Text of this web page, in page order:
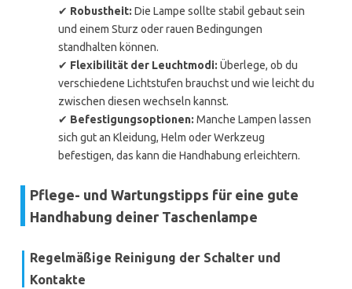
✔ Robustheit: Die Lampe sollte stabil gebaut sein
und einem Sturz oder rauen Bedingungen
standhalten können.
✔ Flexibilität der Leuchtmodi: Überlege, ob du
verschiedene Lichtstufen brauchst und wie leicht du
zwischen diesen wechseln kannst.
✔ Befestigungsoptionen: Manche Lampen lassen
sich gut an Kleidung, Helm oder Werkzeug
befestigen, das kann die Handhabung erleichtern.
Pflege- und Wartungstipps für eine gute
Handhabung deiner Taschenlampe
Regelmäßige Reinigung der Schalter und
Kontakte